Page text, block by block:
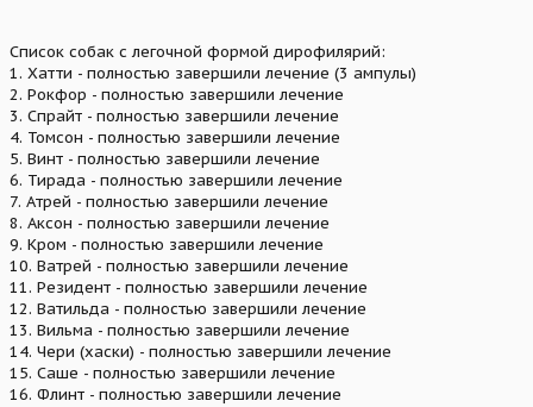
Список собак с легочной формой дирофилярий:
1. Хатти - полностью завершили лечение (3 ампулы)
2. Рокфор - полностью завершили лечение
3. Спрайт - полностью завершили лечение
4. Томсон - полностью завершили лечение
5. Винт - полностью завершили лечение
6. Тирада - полностью завершили лечение
7. Атрей - полностью завершили лечение
8. Аксон - полностью завершили лечение
9. Кром - полностью завершили лечение
10. Ватрей - полностью завершили лечение
11. Резидент - полностью завершили лечение
12. Ватильда - полностью завершили лечение
13. Вильма - полностью завершили лечение
14. Чери (хаски) - полностью завершили лечение
15. Саше - полностью завершили лечение
16. Флинт - полностью завершили лечение